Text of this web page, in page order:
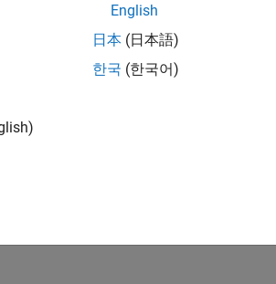
English
日本 (日本語)
한국 (한국어)